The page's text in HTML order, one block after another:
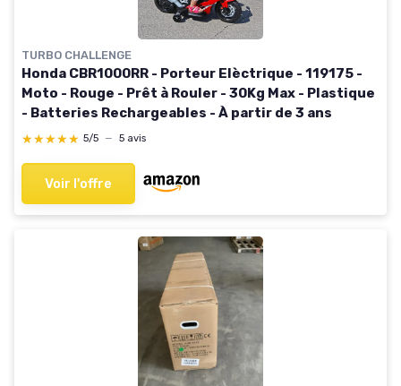
TURBO CHALLENGE
Honda CBR1000RR - Porteur Elèctrique - 119175 -
Moto - Rouge - Prêt à Rouler - 30Kg Max - Plastique
- Batteries Rechargeables - À partir de 3 ans
★★★★★
★★★★★ 5/5 — 5 avis
Voir l'offre